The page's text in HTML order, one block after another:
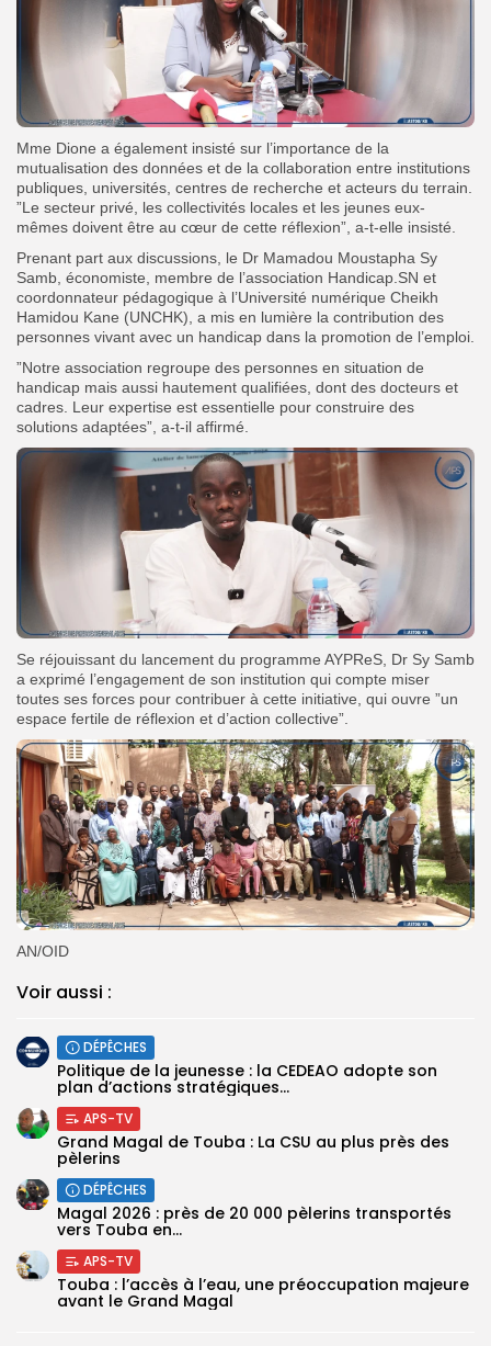
Mme Dione a également insisté sur l’importance de la
mutualisation des données et de la collaboration entre institutions
publiques, universités, centres de recherche et acteurs du terrain.
”Le secteur privé, les collectivités locales et les jeunes eux-
mêmes doivent être au cœur de cette réflexion”, a-t-elle insisté.
Prenant part aux discussions, le Dr Mamadou Moustapha Sy
Samb, économiste, membre de l’association Handicap.SN et
coordonnateur pédagogique à l’Université numérique Cheikh
Hamidou Kane (UNCHK), a mis en lumière la contribution des
personnes vivant avec un handicap dans la promotion de l’emploi.
”Notre association regroupe des personnes en situation de
handicap mais aussi hautement qualifiées, dont des docteurs et
cadres. Leur expertise est essentielle pour construire des
solutions adaptées”, a-t-il affirmé.
Se réjouissant du lancement du programme AYPReS, Dr Sy Samb
a exprimé l’engagement de son institution qui compte miser
toutes ses forces pour contribuer à cette initiative, qui ouvre ”un
espace fertile de réflexion et d’action collective”.
AN/OID
Voir aussi :
DÉPÊCHES
Politique de la jeunesse : la CEDEAO adopte son
plan d’actions stratégiques...
APS-TV
Grand Magal de Touba : La CSU au plus près des
pèlerins
DÉPÊCHES
Magal 2026 : près de 20 000 pèlerins transportés
vers Touba en...
APS-TV
Touba : l’accès à l’eau, une préoccupation majeure
avant le Grand Magal